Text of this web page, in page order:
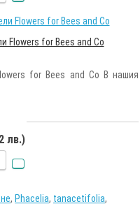
Flowers for Bees and Co
for Bees and Co В нашия
лв.)
, Phacelia, tanacetifolia,